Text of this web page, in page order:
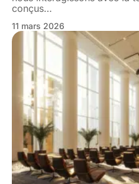
conçus…
11 mars 2026